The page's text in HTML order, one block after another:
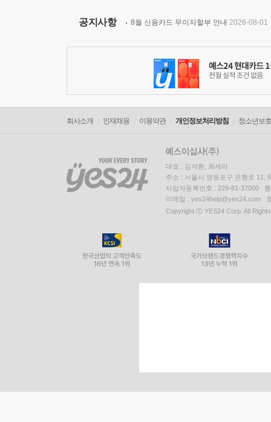
공지사항 8월 신용카드 무이자할부 안내 2026-08-01
회사소개 인재채용 이용약관 개인정보처리방침 청소년보
대표 : 김석환, 최세라
주소 : 서울시 영등포구 은행로 11,
사업자등록번호 : 229-81-37000
이메일 : yes24help@yes24.com
Copyright ⓒ YES24 Corp. All